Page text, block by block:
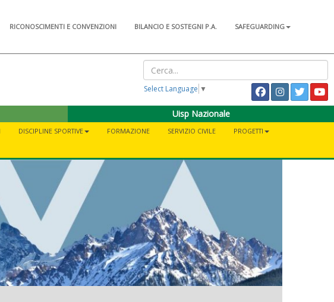
RICONOSCIMENTI E CONVENZIONI BILANCIO E SOSTEGNI P.A.
SAFEGUARDING
Select Language ▼
Uisp Nazionale
DISCIPLINE SPORTIVE FORMAZIONE SERVIZIO CIVILE
PROGETTI